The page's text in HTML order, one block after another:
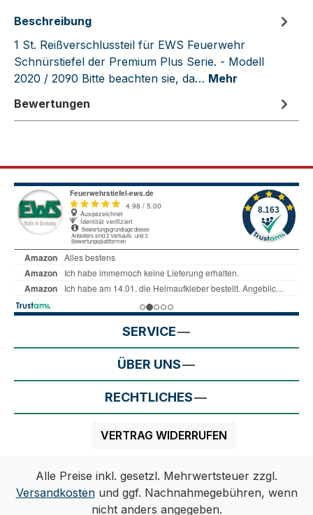
Beschreibung
1 St. Reißverschlussteil für EWS Feuerwehr
Schnürstiefel der Premium Plus Serie. - Modell
2020 / 2090 Bitte beachten sie, da… Mehr
Bewertungen
SERVICE
ÜBER UNS
RECHTLICHES
VERTRAG WIDERRUFEN
Alle Preise inkl. gesetzl. Mehrwertsteuer zzgl.
Versandkostenund ggf. Nachnahmegebühren, wenn
nicht anders angegeben.